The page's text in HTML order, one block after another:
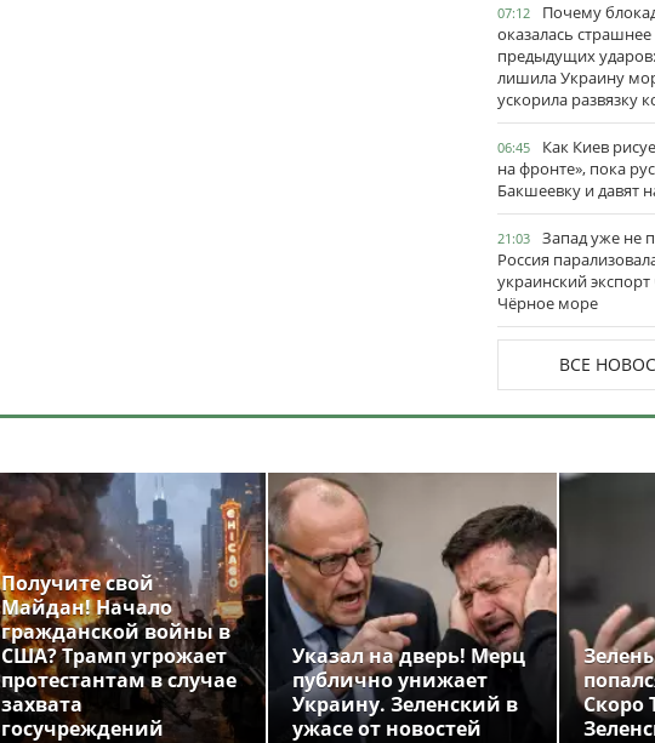
07:12
Почему
оказалась страшнее
предыдущих
лишила Украину
ускорила развязку
06:45
Как Киев
на фронте», пока
Бакшеевку и давят
21:03
Запад уже не
Россия
украинский экспорт
Чёрное море
ВСЕ
Получите свой
Майдан! Начало
гражданской войны в
США? Трамп угрожает
протестантам в случае
захвата
госучреждений
Указал на дверь! Мерц
публично унижает
Украину. Зеленский в
ужасе от новостей
Скоро